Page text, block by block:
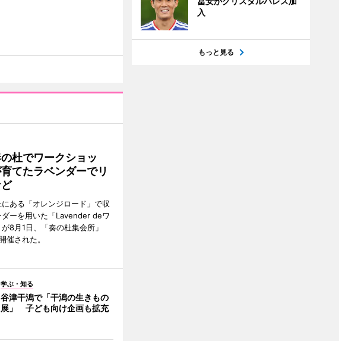
杜でワークショッ
てたラベンダーでリ
ある「オレンジロード」で収
ーを用いた「Lavender deワ
8月1日、「奏の杜集会所」
催された。
学ぶ・知る
谷津干潟で「干潟の生きもの
展」 子ども向け企画も拡充
入
もっと見る